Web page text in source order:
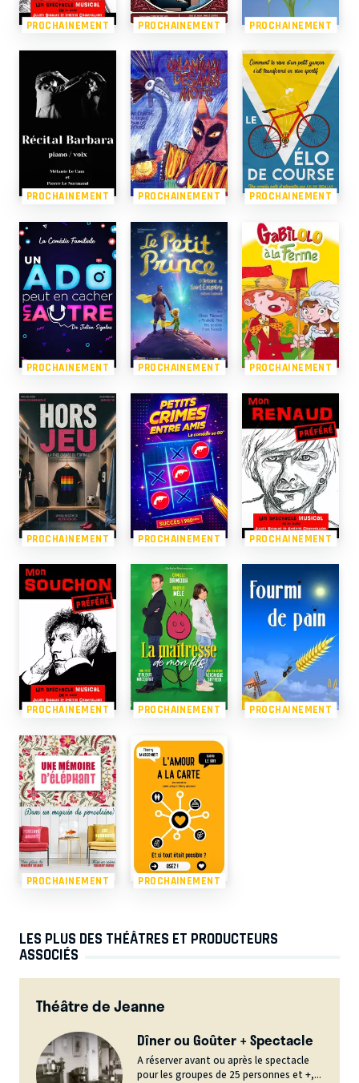
PROCHAINEMENT PROCHAINEMENT PROCHAINEMENT
PROCHAINEMENT PROCHAINEMENT PROCHAINEMENT
PROCHAINEMENT PROCHAINEMENT PROCHAINEMENT
PROCHAINEMENT PROCHAINEMENT PROCHAINEMENT
PROCHAINEMENT PROCHAINEMENT PROCHAINEMENT
PROCHAINEMENT PROCHAINEMENT
LES PLUS DES THÉÂTRES ET PRODUCTEURS
ASSOCIÉS
Théâtre de Jeanne
Dîner ou Goûter + Spectacle
A réserver avant ou après le spectacle
pour les groupes de 25 personnes et +,...